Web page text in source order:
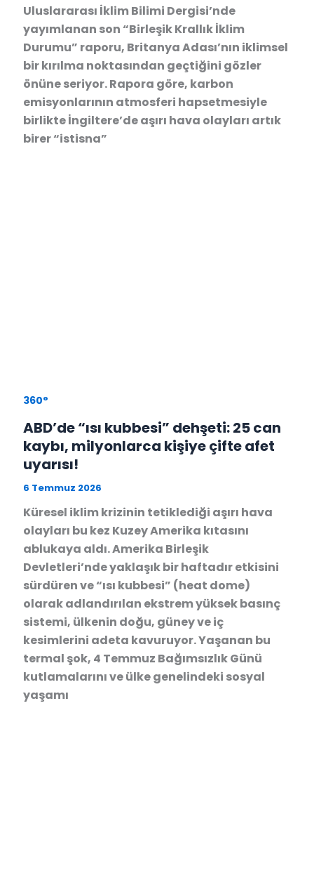
Uluslararası İklim Bilimi Dergisi’nde
yayımlanan son “Birleşik Krallık İklim
Durumu” raporu, Britanya Adası’nın iklimsel
bir kırılma noktasından geçtiğini gözler
önüne seriyor. Rapora göre, karbon
emisyonlarının atmosferi hapsetmesiyle
birlikte İngiltere’de aşırı hava olayları artık
birer “istisna”
360°
ABD’de “ısı kubbesi” dehşeti: 25 can
kaybı, milyonlarca kişiye çifte afet
uyarısı!
6 Temmuz 2026
Küresel iklim krizinin tetiklediği aşırı hava
olayları bu kez Kuzey Amerika kıtasını
ablukaya aldı. Amerika Birleşik
Devletleri’nde yaklaşık bir haftadır etkisini
sürdüren ve “ısı kubbesi” (heat dome)
olarak adlandırılan ekstrem yüksek basınç
sistemi, ülkenin doğu, güney ve iç
kesimlerini adeta kavuruyor. Yaşanan bu
termal şok, 4 Temmuz Bağımsızlık Günü
kutlamalarını ve ülke genelindeki sosyal
yaşamı